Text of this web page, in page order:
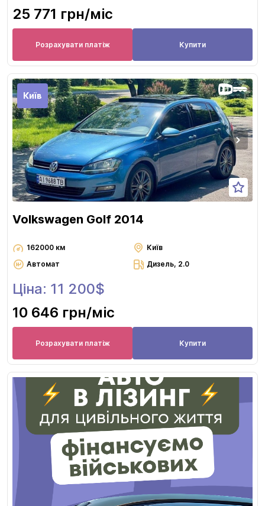
25 771 грн/міс
Розрахувати платіж Купити
Київ
Volkswagen Golf 2014
162000 км
Київ
Автомат
Дизель, 2.0
Ціна: 11 200$
10 646 грн/міс
Розрахувати платіж Купити